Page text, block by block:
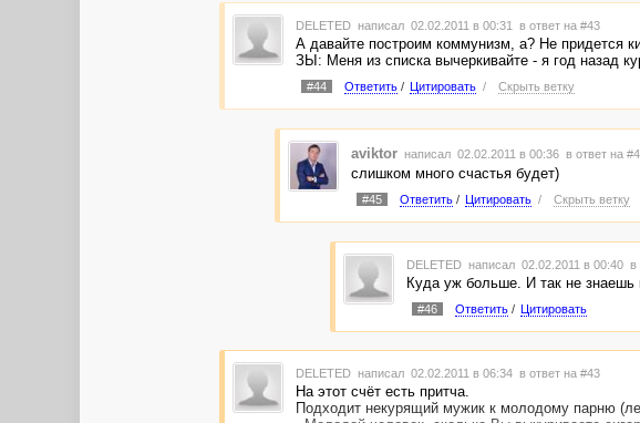
DELETED написал 02.02.2011 в 00:31 в ответ на #43
А давайте построим коммунизм, а? Не придется
ЗЫ: Меня из списка вычеркивайте - я год назад
#44 Ответить/ Цитировать / Скрыть ветку
aviktor написал 02.02.2011 в 00:36 в ответ на
слишком много счастья будет)
#45 Ответить/ Цитировать / Скрыть ветку
DELETED написал 02.02.2011 в 00:40 в
Куда уж больше. И так не знаешь
#46 Ответить/ Цитировать
DELETED написал 02.02.2011 в 06:34 в ответ на #43
На этот счёт есть притча.
Подходит некурящий мужик к молодому парню